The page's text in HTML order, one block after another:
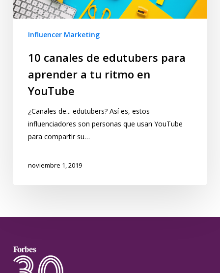
Influencer Marketing
10 canales de edutubers para
aprender a tu ritmo en
YouTube
¿Canales de... edutubers? Así es, estos
influenciadores son personas que usan YouTube
para compartir su…
noviembre 1, 2019